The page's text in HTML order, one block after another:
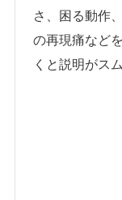
さ、困る動作
の再現痛など
くと説明がス